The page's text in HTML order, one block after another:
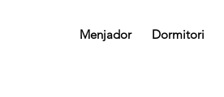
Menjador Dormitori